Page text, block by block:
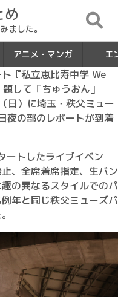
め
ました。
アニメ・マンガ エ
『私立恵比寿中学 We
して「ちゅうおん」
日）に埼玉・秩父ミュー
夜の部のレポートが到着
ートしたライブイベン
、全席着席指定、生バン
の異なるスタイルでのパ
年と同じ秩父ミューズパ